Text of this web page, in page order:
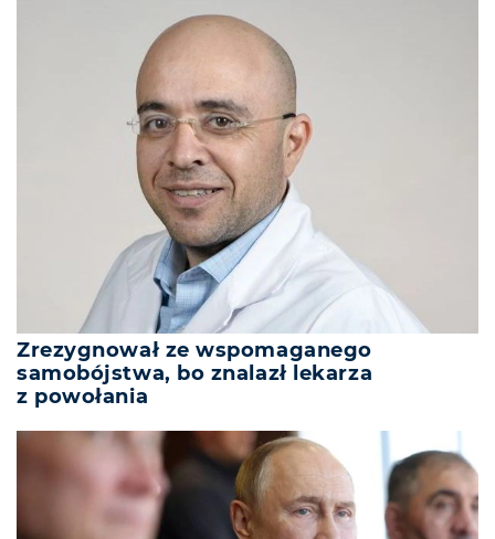
Zrezygnował ze wspomaganego
samobójstwa, bo znalazł lekarza
z powołania